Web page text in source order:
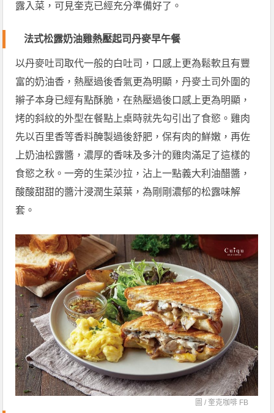
露入菜，可見奎克已經充分準備好了。
法式松露奶油雞熱壓起司丹麥早午餐
以丹麥吐司取代一般的白吐司，口感上更為鬆軟且有豐
富的奶油香，熱壓過後香氣更為明顯，丹麥土司外圍的
辮子本身已經有點酥脆，在熱壓過後口感上更為明顯，
烤的斜紋的外型在餐點上桌時就先勾引出了食慾。雞肉
先以百里香等香料醃製過後舒肥，保有肉的鮮嫩，再佐
上奶油松露醬，濃厚的香味及多汁的雞肉滿足了這樣的
食慾之秋。一旁的生菜沙拉，沾上一點義大利油醋醬，
酸酸甜甜的醬汁浸潤生菜葉，為剛剛濃郁的松露味解
套。
圖 /奎克咖啡 FB